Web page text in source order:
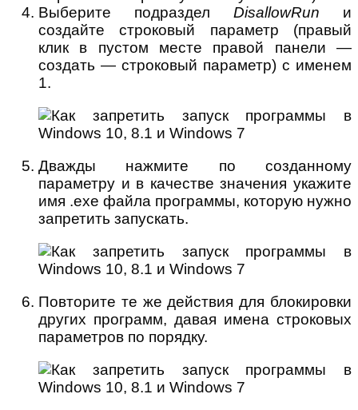
Выберите подраздел DisallowRun и
создайте строковый параметр (правый
клик в пустом месте правой панели —
создать — строковый параметр) с именем
1.
Дважды нажмите по созданному
параметру и в качестве значения укажите
имя .exe файла программы, которую нужно
запретить запускать.
Повторите те же действия для блокировки
других программ, давая имена строковых
параметров по порядку.